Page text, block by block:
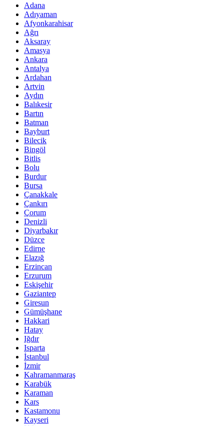
Adana
Adıyaman
Afyonkarahisar
Ağrı
Aksaray
Amasya
Ankara
Antalya
Ardahan
Artvin
Aydın
Balıkesir
Bartın
Batman
Bayburt
Bilecik
Bingöl
Bitlis
Bolu
Burdur
Bursa
Çanakkale
Çankırı
Çorum
Denizli
Diyarbakır
Düzce
Edirne
Elazığ
Erzincan
Erzurum
Eskişehir
Gaziantep
Giresun
Gümüşhane
Hakkari
Hatay
Iğdır
Isparta
İstanbul
İzmir
Kahramanmaraş
Karabük
Karaman
Kars
Kastamonu
Kayseri